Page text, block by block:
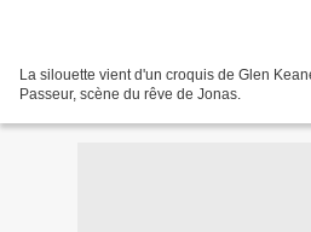
La silouette vient d'un croquis de Glen
Passeur, scène du rêve de Jonas.